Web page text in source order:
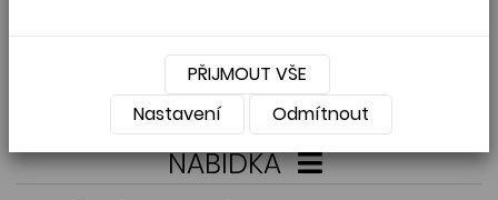
XXL,ČESKÁ VÝROBA
Přihlásit Košík 0
NABÍDKA
PŘIJMOUT VŠE
Nastavení
Odmítnout